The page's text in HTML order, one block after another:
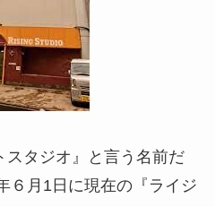
スタジオ』と言う名前だ
６月1日に現在の『ライジ